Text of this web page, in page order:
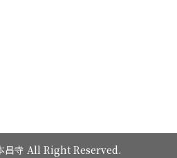
昌寺 All Right Reserved.